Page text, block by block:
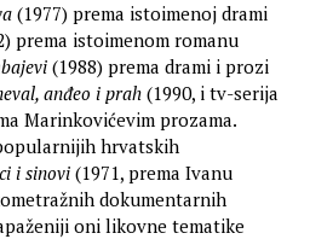
(1977) prema istoimenoj drami
prema istoimenom romanu
(1988) prema drami i prozi
anđeo i prah(1990, i tv-serija
Marinkovićevim prozama.
hrvatskih
i sinovi (1971, prema Ivanu
dokumentarnih
oni likovne tematike